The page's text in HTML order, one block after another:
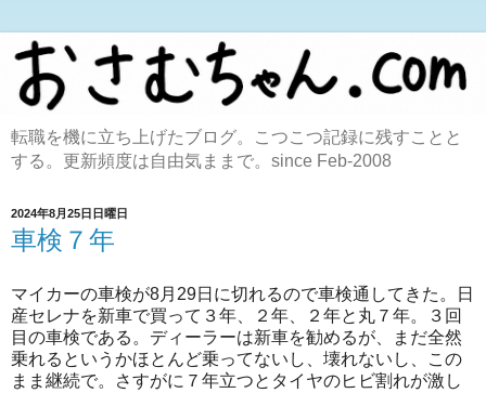
転職を機に立ち上げたブログ。こつこつ記録に残すことと
する。更新頻度は自由気ままで。since Feb-2008
2024年8月25日日曜日
車検７年
マイカーの車検が8月29日に切れるので車検通してきた。日
産セレナを新車で買って３年、２年、２年と丸７年。３回
目の車検である。ディーラーは新車を勧めるが、まだ全然
乗れるというかほとんど乗ってないし、壊れないし、この
まま継続で。さすがに７年立つとタイヤのヒビ割れが激し